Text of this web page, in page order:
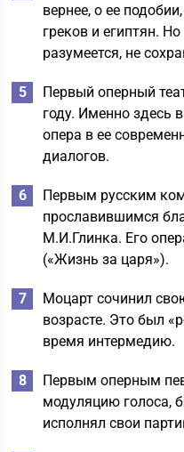
вернее, о ее
греков и египтян.
разумеется, не
Первый оперный
году. Именно здесь
опера в ее
диалогов.
Первым русским
прославившимся
М.И.Глинка. Его
(«Жизнь за царя»).
Моцарт сочинил
возрасте. Это был
время интермедию.
Первым оперным
модуляцию голоса,
исполнял свои